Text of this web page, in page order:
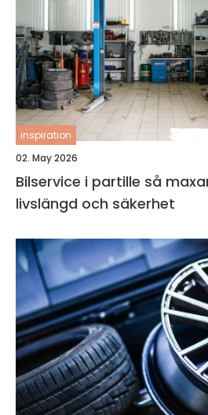
inspiration
02. May 2026
Bilservice i partille så maxar du bilens
livslängd och säkerhet